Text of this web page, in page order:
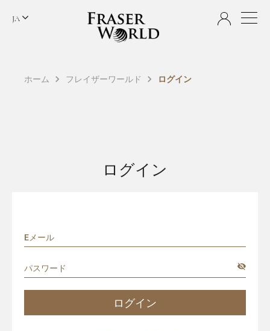
JA
ホーム フレイザーワールド ログイン
ログイン
ログイン